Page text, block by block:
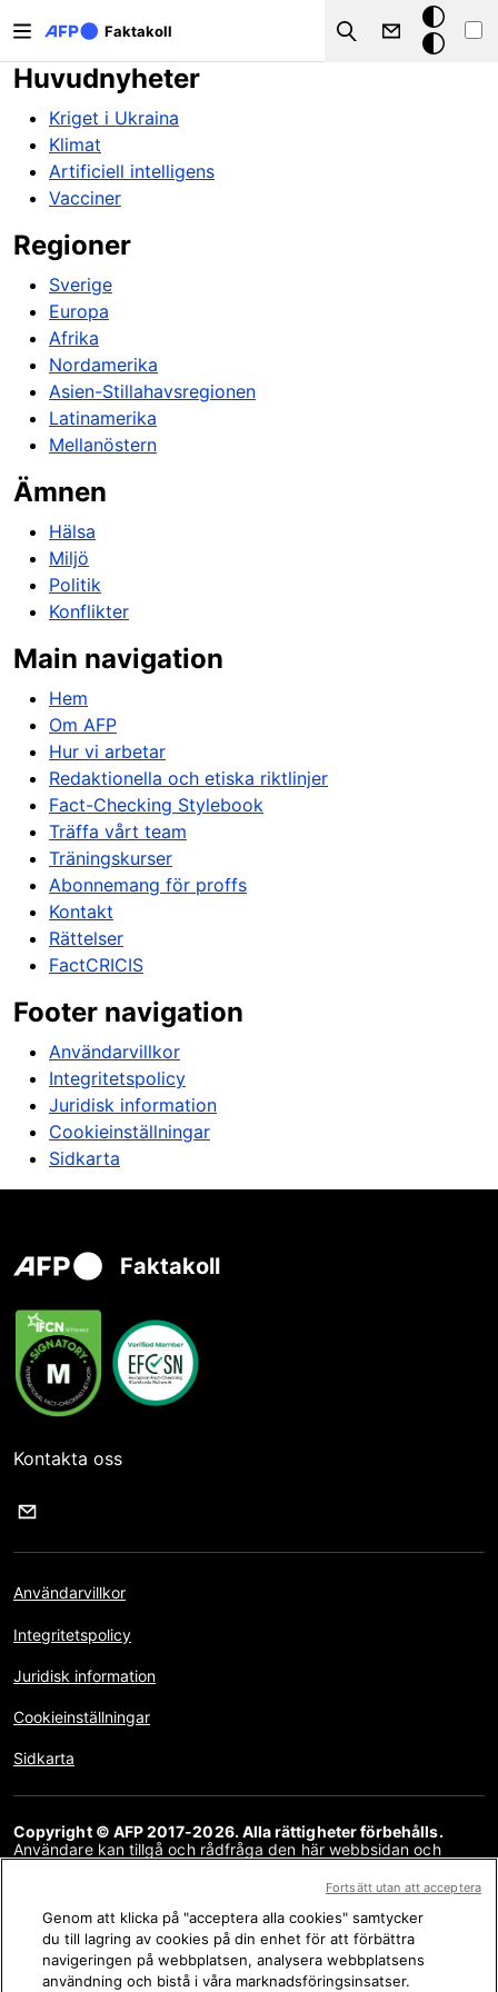
Faktakoll
Search
Mörkt
läge
Huvudnyheter
Kriget i Ukraina
Klimat
Artificiell intelligens
Vacciner
Regioner
Sverige
Europa
Afrika
Nordamerika
Asien-Stillahavsregionen
Latinamerika
Mellanöstern
Ämnen
Hälsa
Miljö
Politik
Konflikter
Main navigation
Hem
Om AFP
Hur vi arbetar
Redaktionella och etiska riktlinjer
Fact-Checking Stylebook
Träffa vårt team
Träningskurser
Abonnemang för proffs
Kontakt
Rättelser
FactCRICIS
Footer navigation
Användarvillkor
Integritetspolicy
Juridisk information
Cookieinställningar
Sidkarta
Faktakoll
Kontakta oss
Användarvillkor
Integritetspolicy
Juridisk information
Cookieinställningar
Sidkarta
Copyright © AFP 2017-2026. Alla rättigheter förbehålls.
Användare kan tillgå och rådfråga den här webbsidan och
kommersiella ändamål. All annan användning, särskilt kopiering,
delvis, för något annat syfte/eller annat tillvägagångssätt, utan
ett särskilt licensavtal med AFP, är strängt förbjudet. Ämnen
som beskrivs eller inkluderas via länkar inom faktagranskningar
inkluderas till den grad som behövs för en korrekt förståelse av
Genom att klicka på "acceptera alla cookies" samtycker
du till lagring av cookies på din enhet för att förbättra
navigeringen på webbplatsen, analysera webbplatsens
användning och bistå i våra marknadsföringsinsatser.
Fortsätt utan att acceptera